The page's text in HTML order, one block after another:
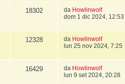
18302 da Howlinwolf
dom 1 dic 2024, 12:53
12328 da Howlinwolf
lun 25 nov 2024, 7:25
16429 da Howlinwolf
lun 9 set 2024, 20:28